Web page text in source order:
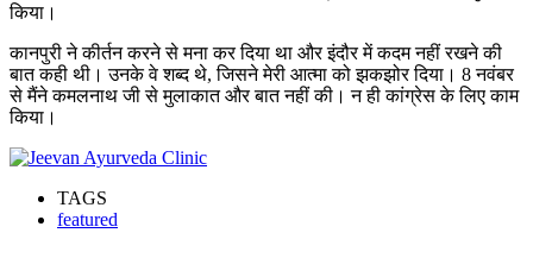
किया।
कानपुरी ने कीर्तन करने से मना कर दिया था और इंदौर में कदम नहीं रखने की
बात कही थी। उनके वे शब्द थे, जिसने मेरी आत्मा को झकझोर दिया। 8 नवंबर
से मैंने कमलनाथ जी से मुलाकात और बात नहीं की। न ही कांग्रेस के लिए काम
किया।
TAGS
featured